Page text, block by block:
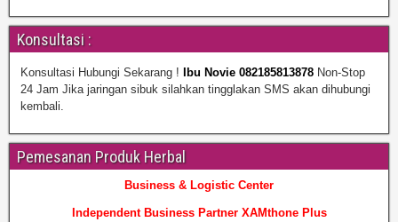
Konsultasi :
Konsultasi Hubungi Sekarang ! Ibu Novie 082185813878 Non-Stop
24 Jam Jika jaringan sibuk silahkan tingglakan SMS akan dihubungi
kembali.
Pemesanan Produk Herbal
Business & Logistic Center
Independent Business Partner XAMthone Plus